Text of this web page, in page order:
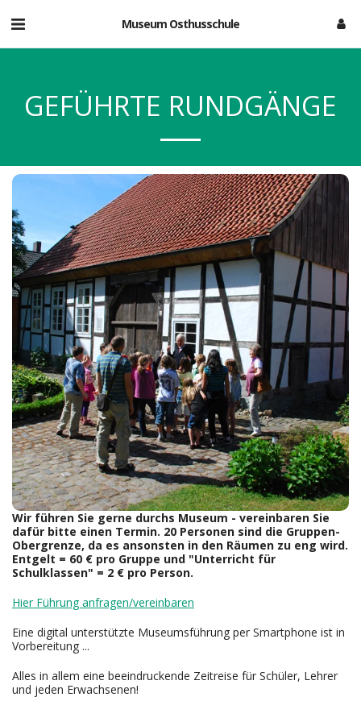
Museum Osthusschule
GEFÜHRTE RUNDGÄNGE
Wir führen Sie gerne durchs Museum - vereinbaren Sie
dafür bitte einen Termin. 20 Personen sind die Gruppen-
Obergrenze, da es ansonsten in den Räumen zu eng wird.
Entgelt = 60 € pro Gruppe und "Unterricht für
Schulklassen" = 2 € pro Person.
Hier Führung anfragen/vereinbaren
Eine digital unterstützte Museumsführung per Smartphone ist in
Vorbereitung ...
Alles in allem eine beeindruckende Zeitreise für Schüler, Lehrer
und jeden Erwachsenen!